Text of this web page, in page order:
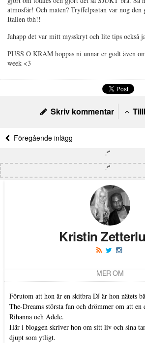
atmosfär! Och maten? Tryffelpastan var nog
Italien tbh!!
Jahapp det var mitt mysskryt och lite tips också
PUSS O KRAM hoppas ni unnar er godt även
week <3
Skriv kommentar
Föregående inlägg
Kristin
MER OM
Förutom att hon är en skitbra DJ är hon nätets
The-Dreams största fan och drömmer om att en
Rihanna och Adele.
Här i bloggen skriver hon om sitt liv och sina
djupt som ytligt.